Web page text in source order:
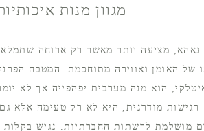
מגוון מנות
נאהא, מציעה יותר מאשר רק ארוחה
של האומן ואווירה מתוחכמת. המטבח
הוא מנה מערבית יפהפייה אך לא
רגישות מודרנית, היא לא רק טעימה אלא
מושלמת לרשתות החברתיות. נגיש